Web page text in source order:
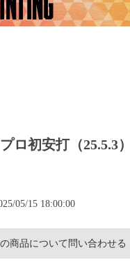
ロ初安打（25.5.3）
05/15 18:00:00
商品について問い合わせる